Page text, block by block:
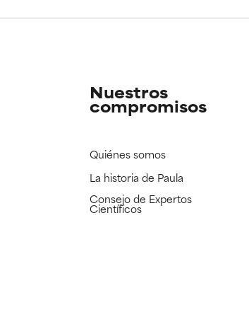
registrado, pero con la información científica
registrado, pero con la información científica
Nuestros
compromisos
Quiénes somos
La historia de Paula
Consejo de Expertos
Científicos